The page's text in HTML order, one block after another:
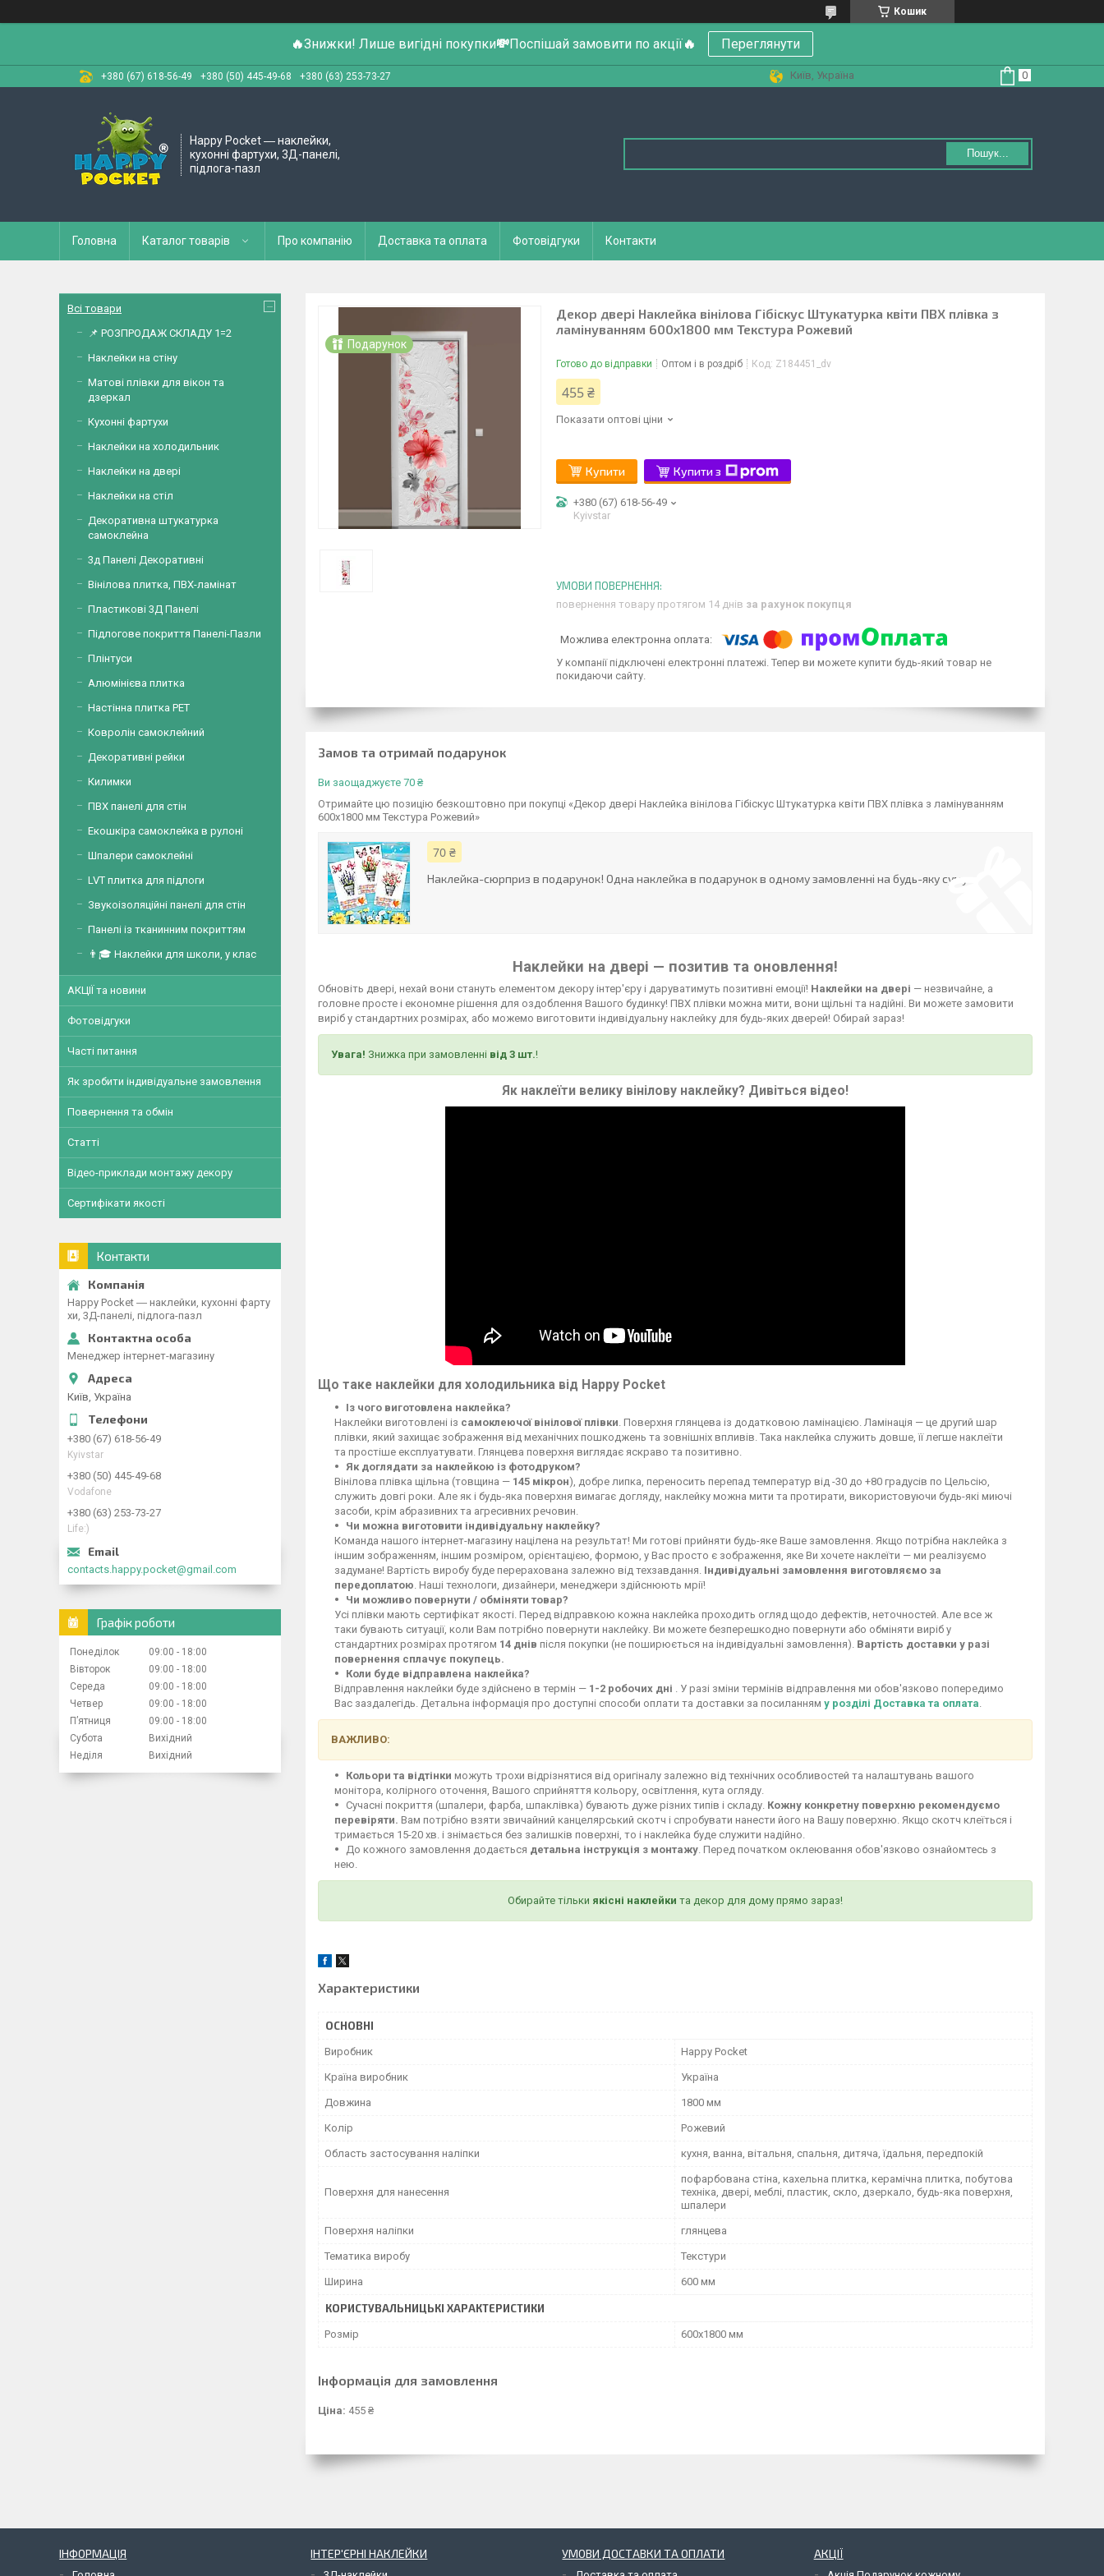
Кошик
🔥Знижки! Лише вигідні покупки💸Поспішай замовити по акції🔥 Переглянути
+380 (67) 618-56-49 +380 (50) 445-49-68 +380 (63) 253-73-27 Київ, Україна
Happy Pocket ― наклейки,
кухонні фартухи, 3Д-панелі,
підлога-пазл
Пошук...
Головна Каталог товарів Про компанію Доставка та оплата Фотовідгуки Контакти
Подарунок
Декор двері Наклейка вінілова Гібіскус Штукатурка квіти ПВХ плівка з
ламінуванням 600х1800 мм Текстура Рожевий
Готово до відправки Оптом і в роздріб Код: Z184451_dv
455 ₴
Показати оптові ціни
Купити Купити з
+380 (67) 618-56-49
Kyivstar
повернення товару протягом 14 днів за рахунок покупця
У компанії підключені електронні платежі. Тепер ви можете купити будь-який товар не
покидаючи сайту.
Замов та отримай подарунок
Ви заощаджуєте 70 ₴
Отримайте цю позицію безкоштовно при покупці «Декор двері Наклейка вінілова Гібіскус Штукатурка квіти ПВХ плівка з ламінуванням
600х1800 мм Текстура Рожевий»
70 ₴
Наклейка-сюрприз в подарунок! Одна наклейка в подарунок в одному замовленні на будь-яку суму
Наклейки на двері — позитив та оновлення!
Обновіть двері, нехай вони стануть елементом декору інтер'єру і даруватимуть позитивні емоції! Наклейки на двері — незвичайне, а
головне просте і економне рішення для оздоблення Вашого будинку! ПВХ плівки можна мити, вони щільні та надійні. Ви можете замовити
виріб у стандартних розмірах, або можемо виготовити індивідуальну наклейку для будь-яких дверей! Обирай зараз!
Увага! Знижка при замовленні від 3 шт.!
Як наклеїти велику вінілову наклейку? Дивіться відео!
Що таке наклейки для холодильника від Happy Pocket
Із чого виготовлена наклейка?
Наклейки виготовлені із самоклеючої вінілової плівки . Поверхня глянцева із додатковою ламінацією. Ламінація — це другий шар
плівки, який захищає зображення від механічних пошкоджень та зовнішніх впливів. Така наклейка служить довше, її легше наклеїти
та простіше експлуатувати. Глянцева поверхня виглядає яскраво та позитивно.
Як доглядати за наклейкою із фотодруком?
Вінілова плівка щільна (товщина — 145 мікрон), добре липка, переносить перепад температур від -30 до +80 градусів по Цельсію,
служить довгі роки. Але як і будь-яка поверхня вимагає догляду, наклейку можна мити та протирати, використовуючи будь-які миючі
засоби, крім абразивних та агресивних речовин.
Чи можна виготовити індивідуальну наклейку?
Команда нашого інтернет-магазину націлена на результат! Ми готові прийняти будь-яке Ваше замовлення. Якщо потрібна наклейка з
іншим зображенням, іншим розміром, орієнтацією, формою, у Вас просто є зображення, яке Ви хочете наклеїти — ми реалізуємо
задумане! Вартість виробу буде перерахована залежно від техзавдання. Індивідуальні замовлення виготовляємо за
передоплатою . Наші технологи, дизайнери, менеджери здійснюють мрії!
Чи можливо повернути / обміняти товар?
Усі плівки мають сертифікат якості. Перед відправкою кожна наклейка проходить огляд щодо дефектів, неточностей. Але все ж
таки бувають ситуації, коли Вам потрібно повернути наклейку. Ви можете безперешкодно повернути або обміняти виріб у
стандартних розмірах протягом 14 днів після покупки (не поширюється на індивідуальні замовлення). Вартість доставки у разі
повернення сплачує покупець.
Коли буде відправлена наклейка?
Відправлення наклейки буде здійснено в термін — 1-2 робочих дні . У разі зміни термінів відправлення ми обов'язково попередимо
Вас заздалегідь. Детальна інформація про доступні способи оплати та доставки за посиланням у розділі Доставка та оплата
ВАЖЛИВО:
Кольори та відтінки можуть трохи відрізнятися від оригіналу залежно від технічних особливостей та налаштувань вашого
монітора, колірного оточення, Вашого сприйняття кольору, освітлення, кута огляду.
Сучасні покриття (шпалери, фарба, шпаклівка) бувають дуже різних типів і складу. Кожну конкретну поверхню рекомендуємо
перевіряти. Вам потрібно взяти звичайний канцелярський скотч і спробувати нанести його на Вашу поверхню. Якщо скотч клеїться і
тримається 15-20 хв. і знімається без залишків поверхні, то і наклейка буде служити надійно.
До кожного замовлення додається детальна інструкція з монтажу . Перед початком оклеювання обов'язково ознайомтесь з
нею.
Обирайте тільки якісні наклейки та декор для дому прямо зараз!
Характеристики
ОСНОВНІ
Виробник Happy Pocket
Країна виробник Україна
Довжина 1800 мм
Колір Рожевий
Область застосування наліпки кухня, ванна, вітальня, спальня, дитяча, їдальня, передпокій
Поверхня для нанесення
пофарбована стіна, кахельна плитка, керамічна плитка, побутова
техніка, двері, меблі, пластик, скло, дзеркало, будь-яка поверхня,
шпалери
Поверхня наліпки глянцева
Тематика виробу Текстури
Ширина 600 мм
КОРИСТУВАЛЬНИЦЬКІ ХАРАКТЕРИСТИКИ
Розмір 600х1800 мм
Інформація для замовлення
Ціна: 455 ₴
Всі товари
📌 РОЗПРОДАЖ СКЛАДУ 1=2
Наклейки на стіну
Матові плівки для вікон та
дзеркал
Кухонні фартухи
Наклейки на холодильник
Наклейки на двері
Наклейки на стіл
Декоративна штукатурка
самоклейна
3д Панелі Декоративні
Вінілова плитка, ПВХ-ламінат
Пластикові 3Д Панелі
Підлогове покриття Панелі-Пазли
Плінтуси
Алюмінієва плитка
Настінна плитка PET
Ковролін самоклейний
Декоративні рейки
Килимки
ПВХ панелі для стін
Екошкіра самоклейка в рулоні
Шпалери самоклейні
LVT плитка для підлоги
Звукоізоляційні панелі для стін
Панелі із тканинним покриттям
👨🎓 Наклейки для школи, у клас
АКЦІЇ та новини
Фотовідгуки
Часті питання
Як зробити індивідуальне замовлення
Повернення та обмін
Статті
Відео-приклади монтажу декору
Сертифікати якості
Контакти
Happy Pocket ― наклейки, кухонні фарту
хи, 3Д-панелі, підлога-пазл
Менеджер інтернет-магазину
Київ, Україна
+380 (67) 618-56-49
Kyivstar
+380 (50) 445-49-68
Vodafone
+380 (63) 253-73-27
Life:)
contacts.happy.pocket@gmail.com
Графік роботи
Понеділок 09:00
18:00
Вівторок
09:00
18:00
Середа
09:00
18:00
Четвер
09:00
18:00
Пʼятниця
09:00
18:00
Субота
Вихідний
Неділя
Вихідний
ІНФОРМАЦІЯ ІНТЕР'ЄРНІ НАКЛЕЙКИ УМОВИ ДОСТАВКИ ТА ОПЛАТИ АКЦІЇ